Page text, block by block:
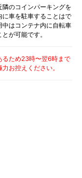
のコインパーキングを
車を駐車することはで
中はコンテナ内に自転車
が可能です。
るため23時〜翌6時まで
お控えください。